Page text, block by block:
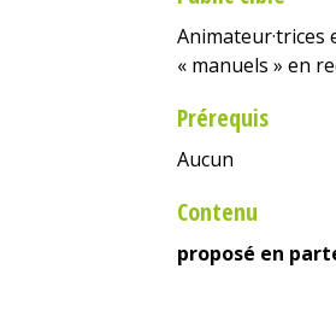
Animateur·trices
« manuels » en
Prérequis
Aucun
Contenu
proposé en